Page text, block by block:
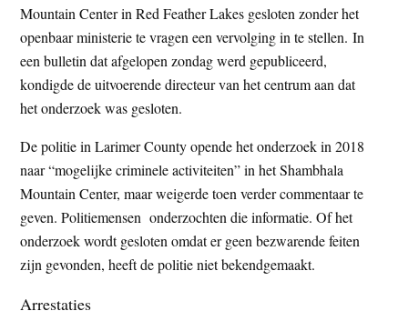
Mountain Center in Red Feather Lakes gesloten zonder het
openbaar ministerie te vragen een vervolging in te stellen. In
een bulletin dat afgelopen zondag werd gepubliceerd,
kondigde de uitvoerende directeur van het centrum aan dat
het onderzoek was gesloten.
De politie in Larimer County opende het onderzoek in 2018
naar “mogelijke criminele activiteiten” in het Shambhala
Mountain Center, maar weigerde toen verder commentaar te
geven. Politiemensen onderzochten die informatie. Of het
onderzoek wordt gesloten omdat er geen bezwarende feiten
zijn gevonden, heeft de politie niet bekendgemaakt.
Arrestaties